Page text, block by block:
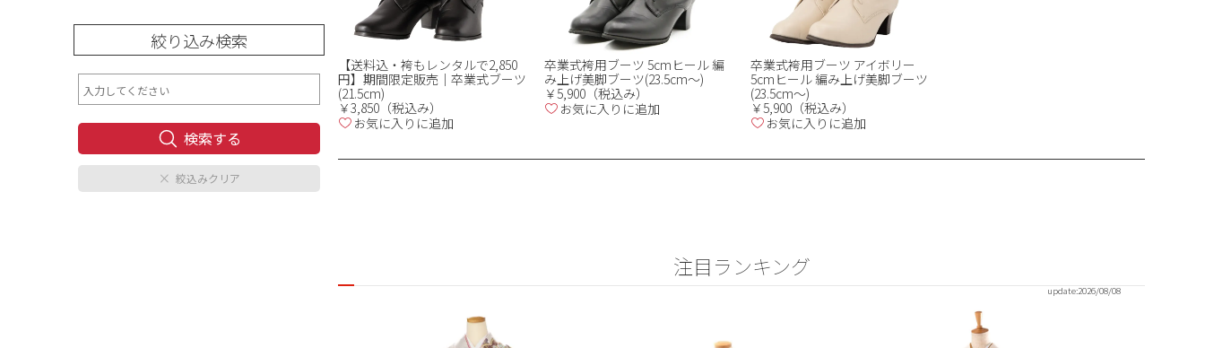
絞り込み検索
【送料込・袴もレンタルで2,850
円】期間限定販売｜卒業式ブーツ
(21.5cm)
￥3,850（税込み）
お気に入りに追加
卒業式袴用ブーツ 5cmヒール 編
み上げ美脚ブーツ(23.5cm～)
￥5,900（税込み）
お気に入りに追加
卒業式袴用ブーツ アイボリー
5cmヒール 編み上げ美脚ブーツ
(23.5cm～)
￥5,900（税込み）
お気に入りに追加
注目ランキング
update:2026/08/08